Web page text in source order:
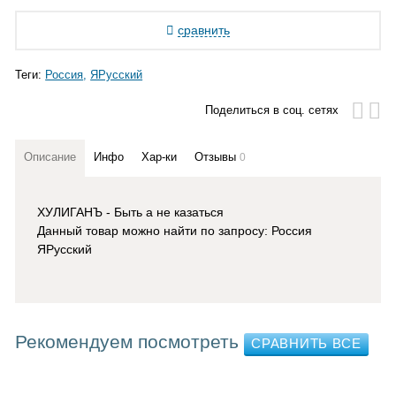
сравнить
Теги: Россия ЯРусский
Поделиться в соц. сетях
Описание Инфо Хар-ки Отзывы0
ХУЛИГАНЪ - Быть а не казаться
Данный товар можно найти по запросу: Россия
ЯРусский
Рекомендуем посмотреть